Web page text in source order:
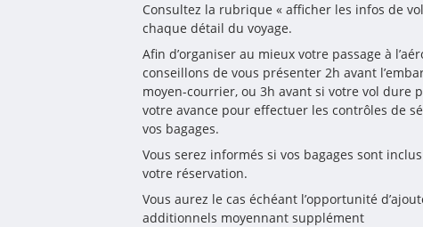
Consultez la rubrique « afficher les infos de
chaque détail du voyage.
Afin d’organiser au mieux votre passage à
conseillons de vous présenter 2h avant
moyen-courrier, ou 3h avant si votre vol dure
votre avance pour effectuer les contrôles de
vos bagages.
Vous serez informés si vos bagages sont
votre réservation.
Vous aurez le cas échéant l’opportunité
additionnels moyennant supplément